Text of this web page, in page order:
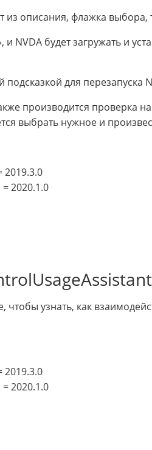
из описания, флажка
NVDA будет загружать и
для перезапуска
производится проверка
выбрать нужное и
2019.3.0
2020.1.0
чтобы узнать, как
2019.3.0
2020.1.0